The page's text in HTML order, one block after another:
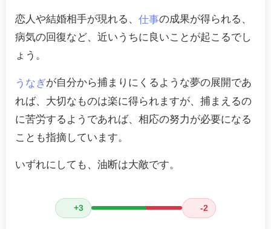
恋人や結婚相手が現れる、 仕事の成果が得られる、
病気の回復など、近いうちに良いことが起こるでし
ょう。
うなぎが自分から捕まりにくるような夢の展開であ
れば、大切なものは楽に得られますが、捕まえるの
に苦労するようであれば、相応の努力が必要になる
ことも指摘しています。
いずれにしても、油断は大敵です。
+3 -2